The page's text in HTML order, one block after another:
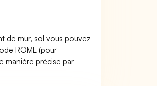
de mur, sol vous pouvez
ROME (pour
manière précise par